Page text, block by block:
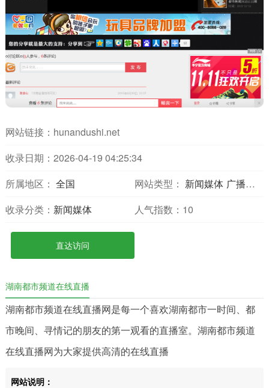
网站链接： hunandushi.net
收录日期：2026-04-19 04:25:34
所属地区： 全国 网站类型： 新闻媒体 广播电视
收录分类： 新闻媒体 人气指数： 10
直达访问
湖南都市频道在线直播
湖南都市频道在线直播网是每一个喜欢湖南都市一时间、都
市晚间、寻情记的朋友的第一观看的直播室。湖南都市频道
在线直播网为大家提供高清的在线直播
网站说明：